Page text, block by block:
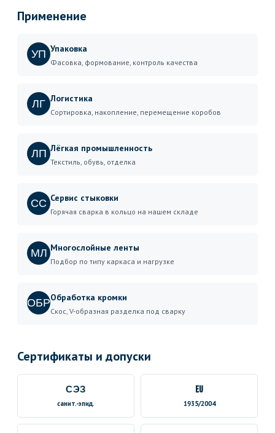
Применение
УП Упаковка
Фасовка, формование, контроль качества
ЛГ Логистика
Сортировка, накопление, перемещение коробов
ЛП Лёгкая промышленность
Текстиль, обувь, отделка
СС Сервис стыковки
Горячая сварка в кольцо на нашем складе
МЛ Многослойные ленты
Подбор по типу каркаса и нагрузке
ОБРОбработка кромки
Скос, V-образная разделка под сварку
Сертификаты и допуски
СЭЗ
санит.-эпид.
EU
1935/2004